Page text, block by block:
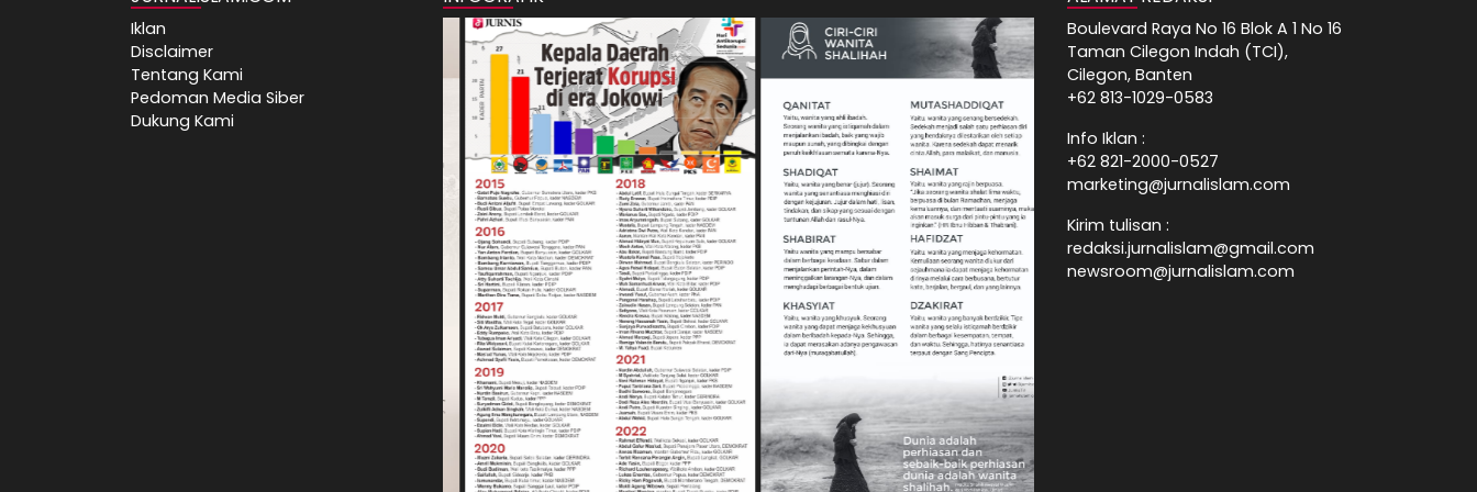
Iklan
Disclaimer
Tentang Kami
Pedoman Media Siber
Dukung Kami
Boulevard Raya No 16 Blok A 1 No 16
Taman Cilegon Indah (TCI),
Cilegon, Banten
+62 813-1029-0583
Info Iklan :
+62 821-2000-0527
marketing@jurnalislam.com
Kirim tulisan :
redaksi.jurnalislam@gmail.com
newsroom@jurnalislam.com